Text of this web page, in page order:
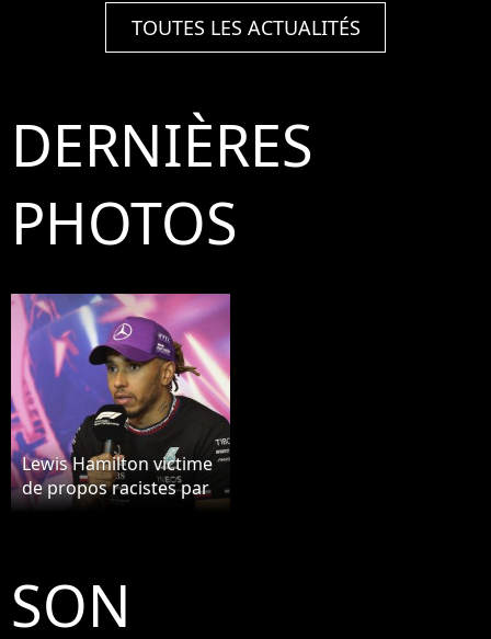
TOUTES LES ACTUALITÉS
DERNIÈRES
PHOTOS
Lewis Hamilton victime
de propos racistes par
un ancien pilote, le
SON